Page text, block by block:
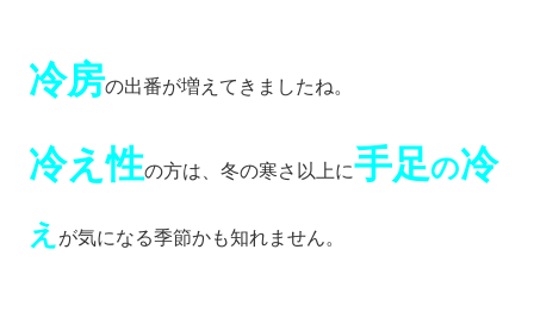
冷房の出番が増えてきましたね。
冷え性の方は、冬の寒さ以上に手足の冷
え が気になる季節かも知れません。